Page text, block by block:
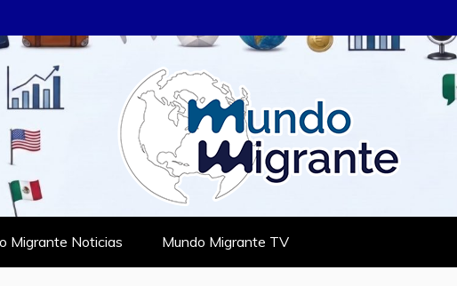
Migrante Noticias Mundo Migrante TV